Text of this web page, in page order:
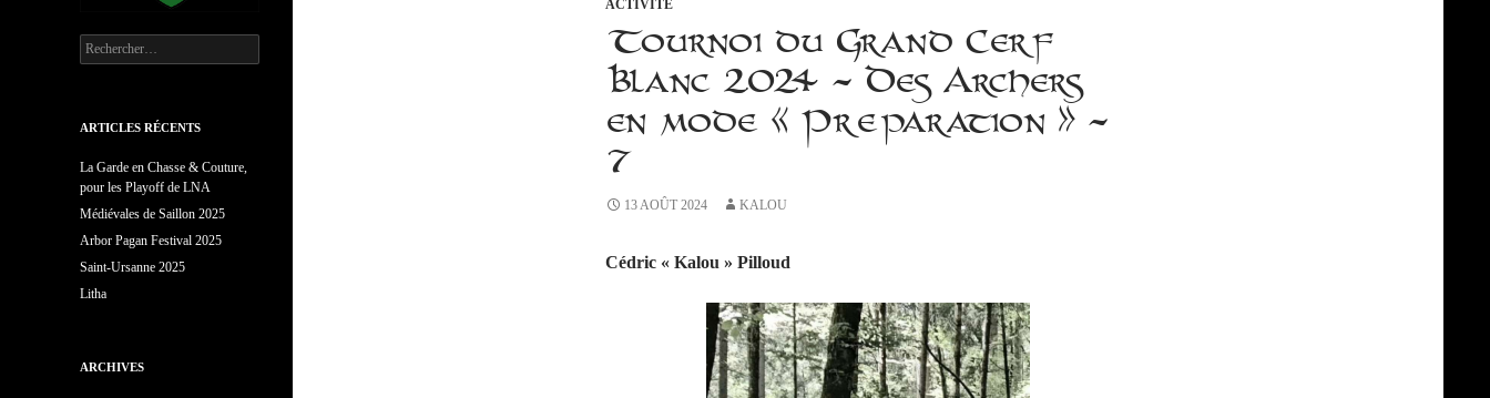
ACTIVITÉ
Tournoi du Grand Cerf
Blanc 2024 – Des Archers
en mode « Préparation » –
7
13 AOÛT 2024 KALOU
Cédric « Kalou » Pilloud
Rechercher :
ARTICLES RÉCENTS
La Garde en Chasse & Couture,
pour les Playoff de LNA
Médiévales de Saillon 2025
Arbor Pagan Festival 2025
Saint-Ursanne 2025
Litha
ARCHIVES